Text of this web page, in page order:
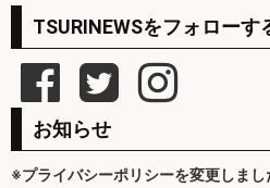
TSURINEWSをフォローす
お知らせ
※プライバシーポリシーを変更しまし